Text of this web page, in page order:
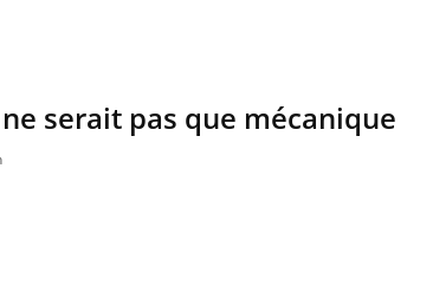
serait pas que mécanique